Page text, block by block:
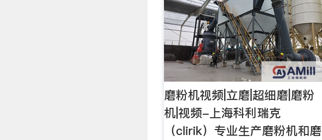
磨粉机视频|立磨|超细磨|磨粉
机|视频-上海科利瑞克
（clirik）专业生产磨粉机和磨